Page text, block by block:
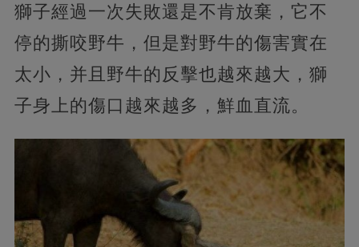
獅子經過一次失敗還是不肯放棄，它不
停的撕咬野牛，但是對野牛的傷害實在
太小，并且野牛的反擊也越來越大，獅
子身上的傷口越來越多，鮮血直流。